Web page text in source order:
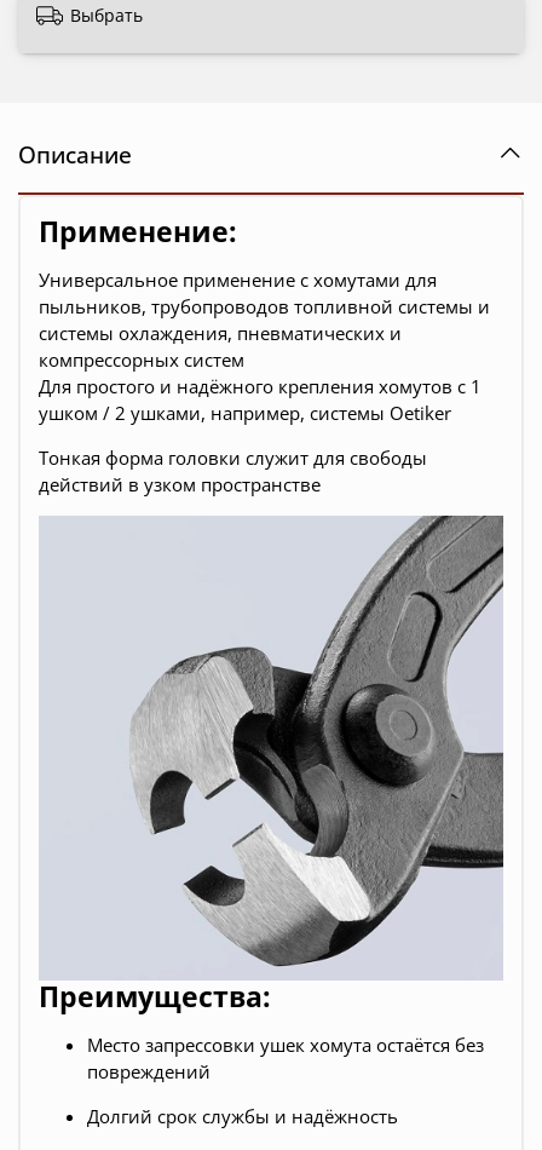
Выбрать
Описание
Применение:
Универсальное применение с хомутами для
пыльников, трубопроводов топливной системы и
системы охлаждения, пневматических и
компрессорных систем
Для простого и надёжного крепления хомутов с 1
ушком / 2 ушками, например, системы Oetiker
Тонкая форма головки служит для свободы
действий в узком пространстве
Преимущества:
Место запрессовки ушек хомута остаётся без
повреждений
Долгий срок службы и надёжность